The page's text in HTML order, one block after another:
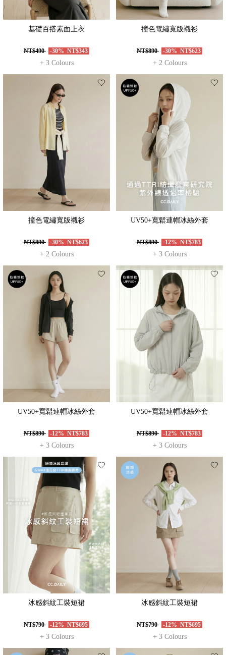
基礎百搭素面上衣
NT$490 -30% NT$343
+ 3 Colours
撞色電繡寬版襯衫
NT$890 -30% NT$623
+ 2 Colours
撞色電繡寬版襯衫
NT$890 -30% NT$623
+ 2 Colours
UV50+寬鬆連帽冰絲外套
NT$890 -12% NT$783
+ 3 Colours
UV50+寬鬆連帽冰絲外套
NT$890 -12% NT$783
+ 3 Colours
UV50+寬鬆連帽冰絲外套
NT$890 -12% NT$783
+ 3 Colours
冰感斜紋工裝短裙
NT$790 -12% NT$695
+ 3 Colours
冰感斜紋工裝短裙
NT$790 -12% NT$695
+ 3 Colours